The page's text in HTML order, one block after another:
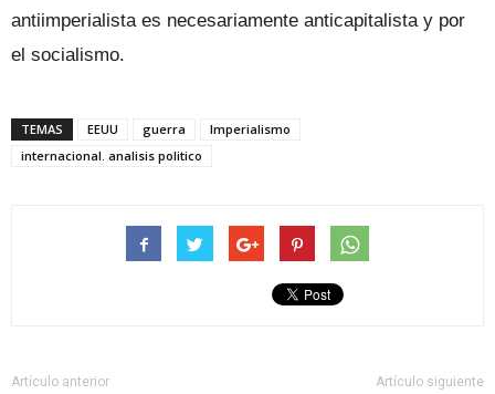
antiimperialista es necesariamente anticapitalista y por
el socialismo.
TEMAS EEUU guerra
Imperialismo
internacional. analisis politico
Artículo anterior Artículo siguiente